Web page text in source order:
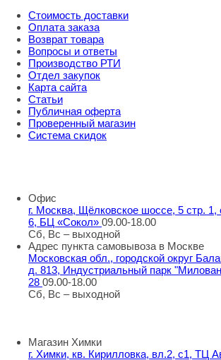
Стоимость доставки
Оплата заказа
Возврат товара
Вопросы и ответы
Производство РТИ
Отдел закупок
Карта сайта
Статьи
Публичная оферта
Проверенный магазин
Система скидок
Офис
г. Москва, Щёлковское шоссе, 5 стр.
6, БЦ «Сокол» 09.00-18.00
Сб, Вс – выходной
Адрес пункта самовывоза в Москве
Московская обл., городской округ
д. 813, Индустриальный парк
28 09.00-18.00
Сб, Вс – выходной
Магазин Химки
г. Химки, кв. Кирилловка, вл.2, с1, ТЦ